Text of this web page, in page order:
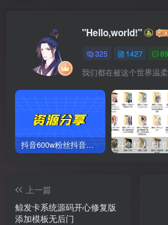
"Hello,world!"
325 1427 89
我们都在被这个世界温
抖音600w粉丝抖音网红痞幼一手资料 877P 500M 含私拍
上一篇
鲸发卡系统源码开心修复版
添加模板无后门